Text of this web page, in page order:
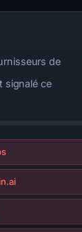
de
signalé ce